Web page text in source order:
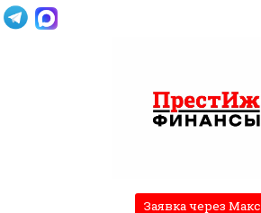
Перейти
Заявка через Макс